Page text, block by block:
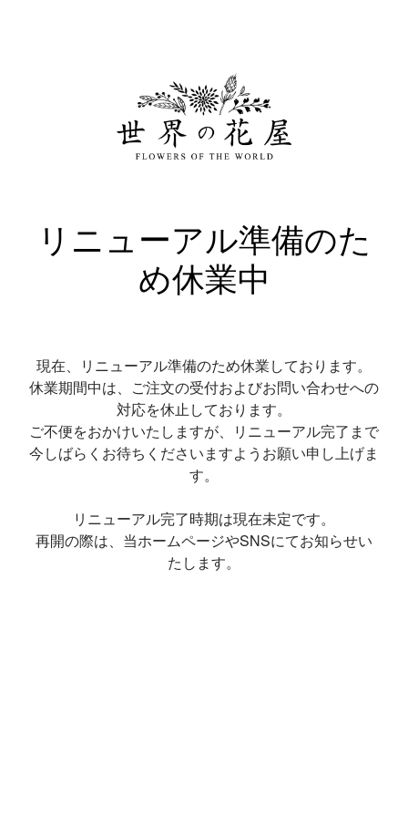
リニューアル準備のた
め休業中
現在、リニューアル準備のため休業しております。
休業期間中は、ご注文の受付およびお問い合わせへの
対応を休止しております。
ご不便をおかけいたしますが、リニューアル完了まで
今しばらくお待ちくださいますようお願い申し上げま
す。
リニューアル完了時期は現在未定です。
再開の際は、当ホームページやSNSにてお知らせい
たします。